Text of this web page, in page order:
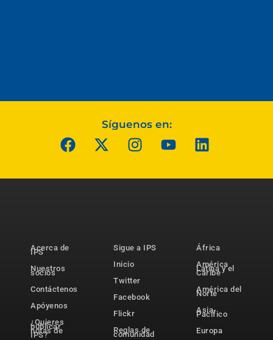
Síguenos en:
Acerca de
IPS
Nuestros
socios
Contáctenos
Apóyenos
¿Quieres
publicar
notas de
IPS?
Sigue a IPS
Inicio
Twitter
Facebook
Flickr
Reglas de
comunidad
África
América
Latina y el
Caribe
América del
Norte
Asia-
Pacífico
Europa